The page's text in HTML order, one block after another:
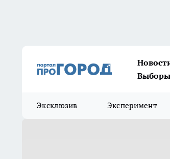
Выборы
Эксклюзив Эксперимент